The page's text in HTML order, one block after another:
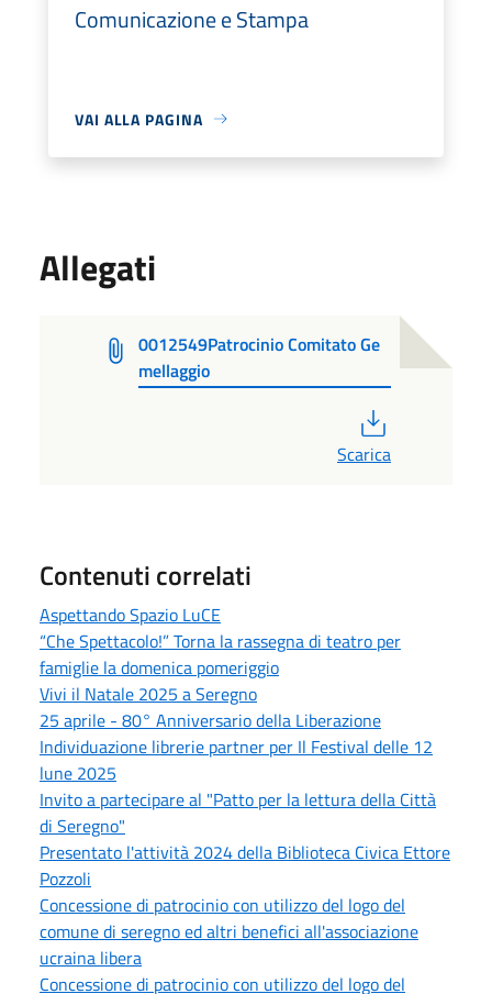
Comunicazione e Stampa
VAI ALLA PAGINA
Allegati
0012549Patrocinio Comitato Ge
mellaggio
Scarica
Contenuti correlati
Aspettando Spazio LuCE
“Che Spettacolo!” Torna la rassegna di teatro per
famiglie la domenica pomeriggio
Vivi il Natale 2025 a Seregno
25 aprile - 80° Anniversario della Liberazione
Individuazione librerie partner per Il Festival delle 12
lune 2025
Invito a partecipare al "Patto per la lettura della Città
di Seregno"
Presentato l'attività 2024 della Biblioteca Civica Ettore
Pozzoli
Concessione di patrocinio con utilizzo del logo del
comune di seregno ed altri benefici all'associazione
ucraina libera
Concessione di patrocinio con utilizzo del logo del